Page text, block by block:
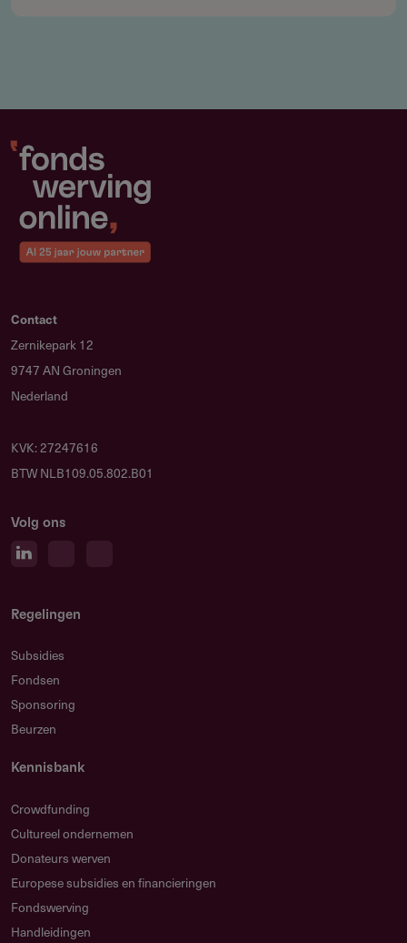
Contact
Zernikepark 12
9747 AN Groningen
Nederland
KVK: 27247616
BTW NLB109.05.802.B01
Volg ons
Regelingen
Subsidies
Fondsen
Sponsoring
Beurzen
Kennisbank
Crowdfunding
Cultureel ondernemen
Donateurs werven
Europese subsidies en financieringen
Fondswerving
Handleidingen